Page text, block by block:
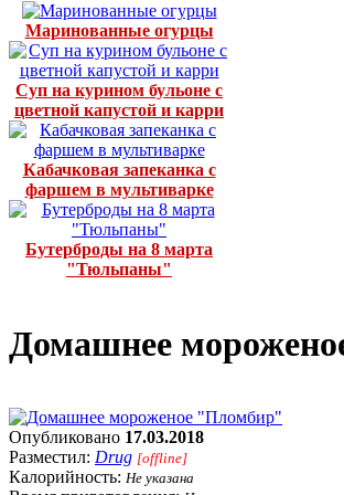
Маринованные огурцы
Суп на курином бульоне с
цветной капустой и карри
Кабачковая запеканка с
фаршем в мультиварке
Бутерброды на 8 марта
"Тюльпаны"
Домашнее
Опубликовано 17.03.2018
Разместил: Drug [offline]
Калорийность: Не указана